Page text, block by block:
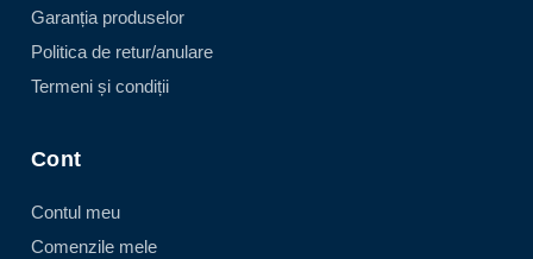
Garanția produselor
Politica de retur/anulare
Termeni și condiții
Cont
Contul meu
Comenzile mele